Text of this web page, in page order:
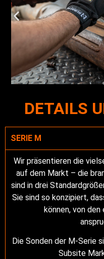
DETAILS
SERIE M
Wir präsentieren die
auf dem Markt – die
sind in drei
Sie sind so konzipiert,
können, von
Die Sonden der M-Serie
Subsite